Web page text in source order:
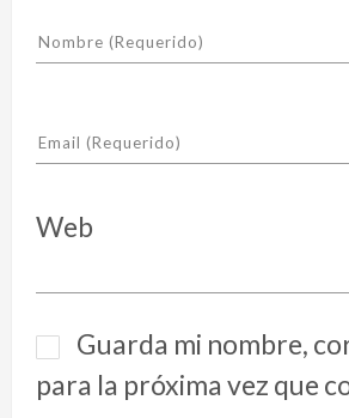
Web
Guarda mi nombre,
para la próxima vez que